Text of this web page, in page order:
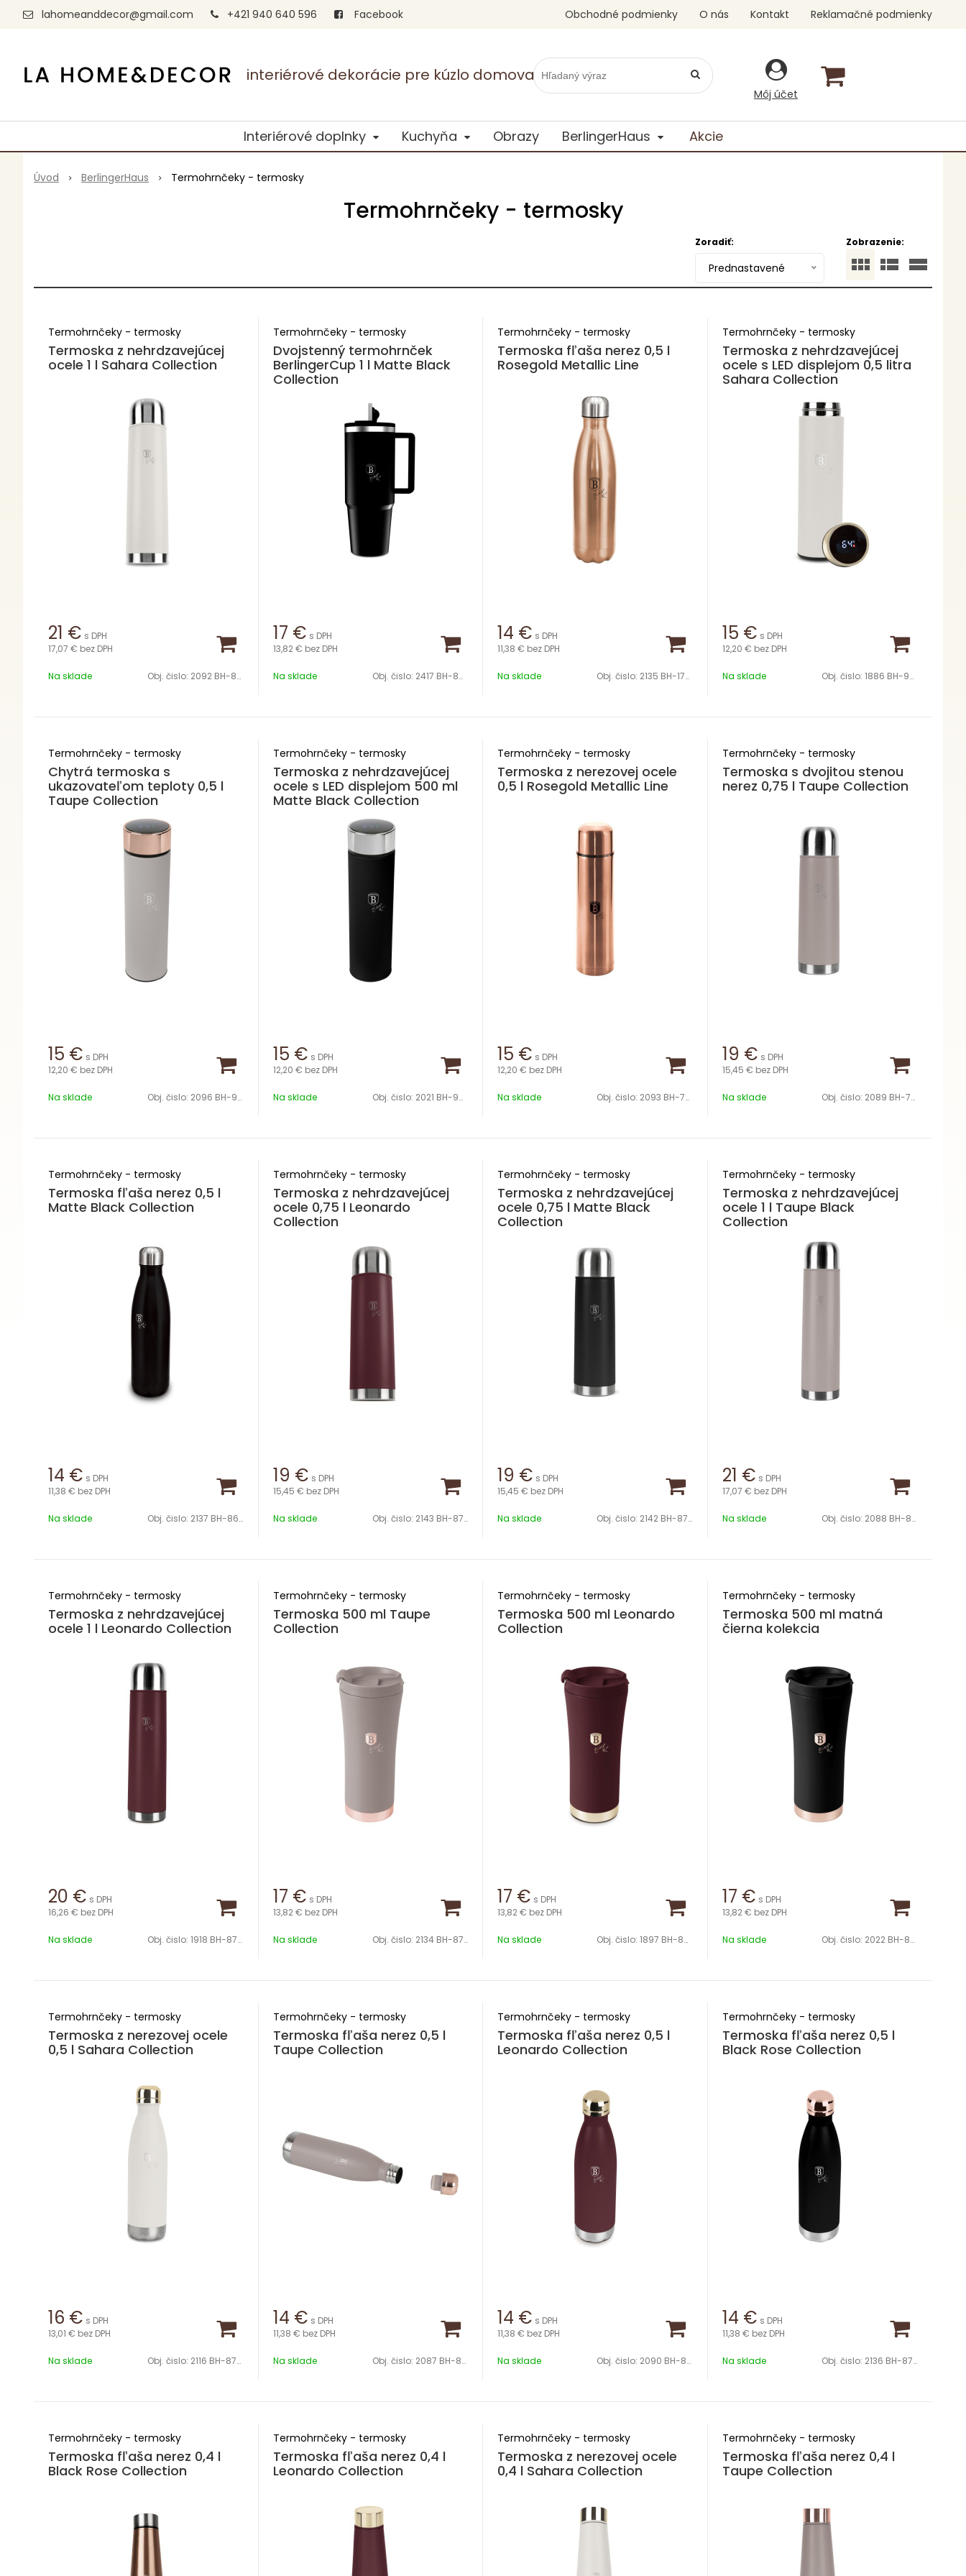
interiérové dekorácie pre kúzlo domova
lahomeanddecor@gmail.com +421 940 640 596 Facebook
Môj účet
Obchodné podmienky O nás Kontakt Reklamačné podmienky
Interiérové doplnky Kuchyňa Obrazy BerlingerHaus Akcie
Úvod BerlingerHaus Termohrnčeky - termosky
Termohrnčeky - termosky
Zobrazenie:
Zoradiť:
Prednastavené
Termohrnčeky - termosky
Termoska z nehrdzavejúcej
ocele 1 l Sahara Collection
21 € s DPH
17,07 € bez DPH
Na sklade Obj. čislo: 2092 BH-8727
Termohrnčeky - termosky
Dvojstenný termohrnček
BerlingerCup 1 l Matte Black
Collection
17 € s DPH
13,82 € bez DPH
Na sklade Obj. čislo: 2417 BH-8833
Termohrnčeky - termosky
Termoska fľaša nerez 0,5 l
Rosegold Metallic Line
14 € s DPH
11,38 € bez DPH
Na sklade Obj. čislo: 2135 BH-1761
Termohrnčeky - termosky
Termoska z nehrdzavejúcej
ocele s LED displejom 0,5 litra
Sahara Collection
15 € s DPH
12,20 € bez DPH
Na sklade Obj. čislo: 1886 BH-9676
Termohrnčeky - termosky
Chytrá termoska s
ukazovateľom teploty 0,5 l
Taupe Collection
15 € s DPH
12,20 € bez DPH
Na sklade Obj. čislo: 2096 BH-9677
Termohrnčeky - termosky
Termoska z nehrdzavejúcej
ocele s LED displejom 500 ml
Matte Black Collection
15 € s DPH
12,20 € bez DPH
Na sklade Obj. čislo: 2021 BH-9681
Termohrnčeky - termosky
Termoska z nerezovej ocele
0,5 l Rosegold Metallic Line
15 € s DPH
12,20 € bez DPH
Na sklade Obj. čislo: 2093 BH-7832
Termohrnčeky - termosky
Termoska s dvojitou stenou
nerez 0,75 l Taupe Collection
19 € s DPH
15,45 € bez DPH
Na sklade Obj. čislo: 2089 BH-7619
Termohrnčeky - termosky
Termoska fľaša nerez 0,5 l
Matte Black Collection
14 € s DPH
11,38 € bez DPH
Na sklade Obj. čislo: 2137 BH-8624
Termohrnčeky - termosky
Termoska z nehrdzavejúcej
ocele 0,75 l Leonardo
Collection
19 € s DPH
15,45 € bez DPH
Na sklade Obj. čislo: 2143 BH-8724
Termohrnčeky - termosky
Termoska z nehrdzavejúcej
ocele 0,75 l Matte Black
Collection
19 € s DPH
15,45 € bez DPH
Na sklade Obj. čislo: 2142 BH-8726
Termohrnčeky - termosky
Termoska z nehrdzavejúcej
ocele 1 l Taupe Black
Collection
21 € s DPH
17,07 € bez DPH
Na sklade Obj. čislo: 2088 BH-8728
Termohrnčeky - termosky
Termoska z nehrdzavejúcej
ocele 1 l Leonardo Collection
20 € s DPH
16,26 € bez DPH
Na sklade Obj. čislo:1918 BH-8729
Termohrnčeky - termosky
Termoska 500 ml Taupe
Collection
17 € s DPH
13,82 € bez DPH
Na sklade Obj. čislo: 2134 BH-8733
Termohrnčeky - termosky
Termoska 500 ml Leonardo
Collection
17 € s DPH
13,82 € bez DPH
Na sklade Obj. čislo:1897 BH-8734
Termohrnčeky - termosky
Termoska 500 ml matná
čierna kolekcia
17 € s DPH
13,82 € bez DPH
Na sklade Obj. čislo: 2022 BH-8735
Termohrnčeky - termosky
Termoska z nerezovej ocele
0,5 l Sahara Collection
16 € s DPH
13,01 € bez DPH
Na sklade Obj. čislo: 2116 BH-8736
Termohrnčeky - termosky
Termoska fľaša nerez 0,5 l
Taupe Collection
14 € s DPH
11,38 € bez DPH
Na sklade Obj. čislo: 2087 BH-8737
Termohrnčeky - termosky
Termoska fľaša nerez 0,5 l
Leonardo Collection
14 € s DPH
11,38 € bez DPH
Na sklade Obj. čislo: 2090 BH-8738
Termohrnčeky - termosky
Termoska fľaša nerez 0,5 l
Black Rose Collection
14 € s DPH
11,38 € bez DPH
Na sklade Obj. čislo: 2136 BH-8740
Termohrnčeky - termosky
Termoska fľaša nerez 0,4 l
Black Rose Collection
Termohrnčeky - termosky
Termoska fľaša nerez 0,4 l
Leonardo Collection
Termohrnčeky - termosky
Termoska z nerezovej ocele
0,4 l Sahara Collection
Termohrnčeky - termosky
Termoska fľaša nerez 0,4 l
Taupe Collection